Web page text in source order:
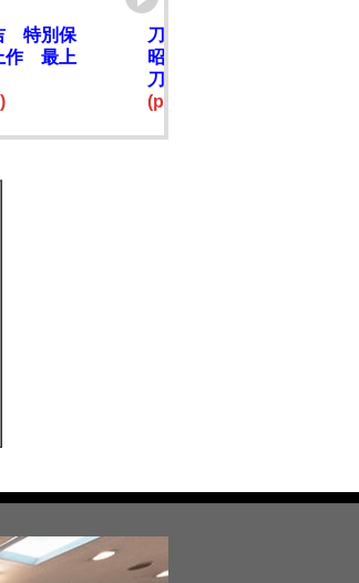
特別保
作 最上
刀 相州住和平作(大久
昭和六十三年正月吉日
刀剣鑑定書 無鑑査刀匠
(price)1,800,000円(JPY)